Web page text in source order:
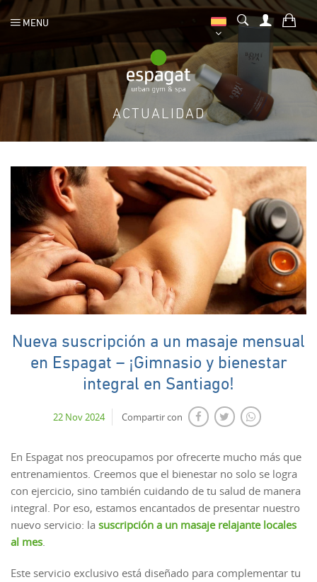
MENU
ACTUALIDAD
Nueva suscripción a un masaje mensual
en Espagat – ¡Gimnasio y bienestar
integral en Santiago!
22 Nov 2024 Compartir con
En Espagat nos preocupamos por ofrecerte mucho más que
entrenamientos. Creemos que el bienestar no solo se logra
con ejercicio, sino también cuidando de tu salud de manera
integral. Por eso, estamos encantados de presentar nuestro
nuevo servicio: la suscripción a un masaje relajante locales
al mes.
Este servicio exclusivo está diseñado para complementar tu